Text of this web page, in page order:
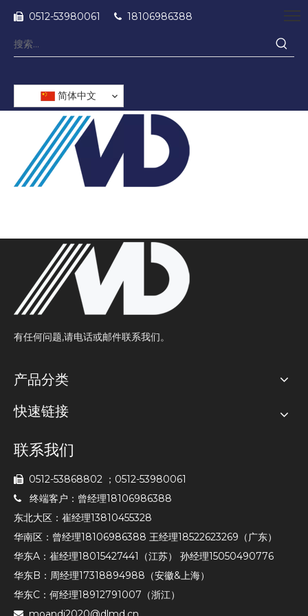
 0512-53980061  18106986388
简体中文
有任何问题,请电话或邮件联系我们。
产品分类
快速链接
联系我们
 0512-53868802 ；0512-53980061

终端客户：曾经理18106986388
东北大区：崔经理13810455328
华南区：曾经理18106986388 王经理18522623269（广东）
华东A：崔经理18015427441（江苏） 孙经理15050490776
华东B：周经理17318894988（安徽&上海）
华东C：何经理18912791007（浙江）
